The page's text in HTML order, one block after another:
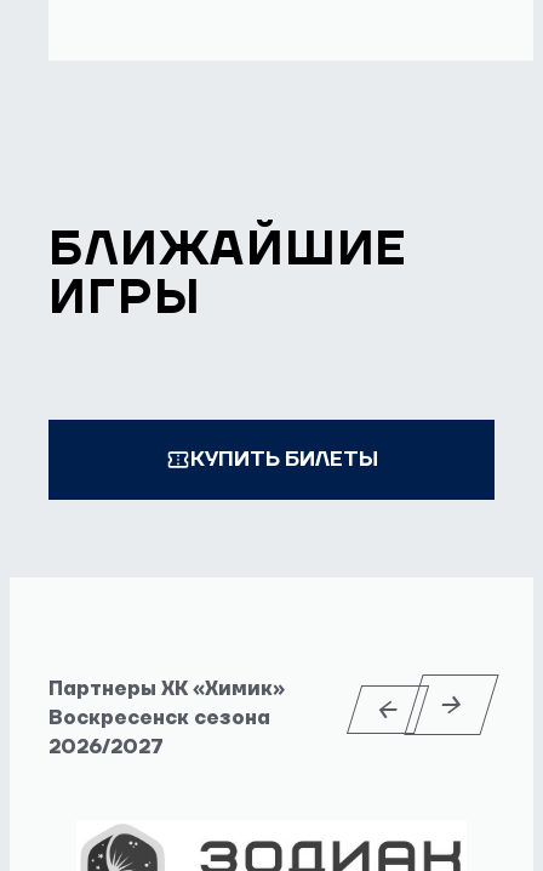
БЛИЖАЙШИЕ
ИГРЫ
КУПИТЬ БИЛЕТЫ
Партнеры ХК «Химик»
Воскресенск сезона
2026/2027